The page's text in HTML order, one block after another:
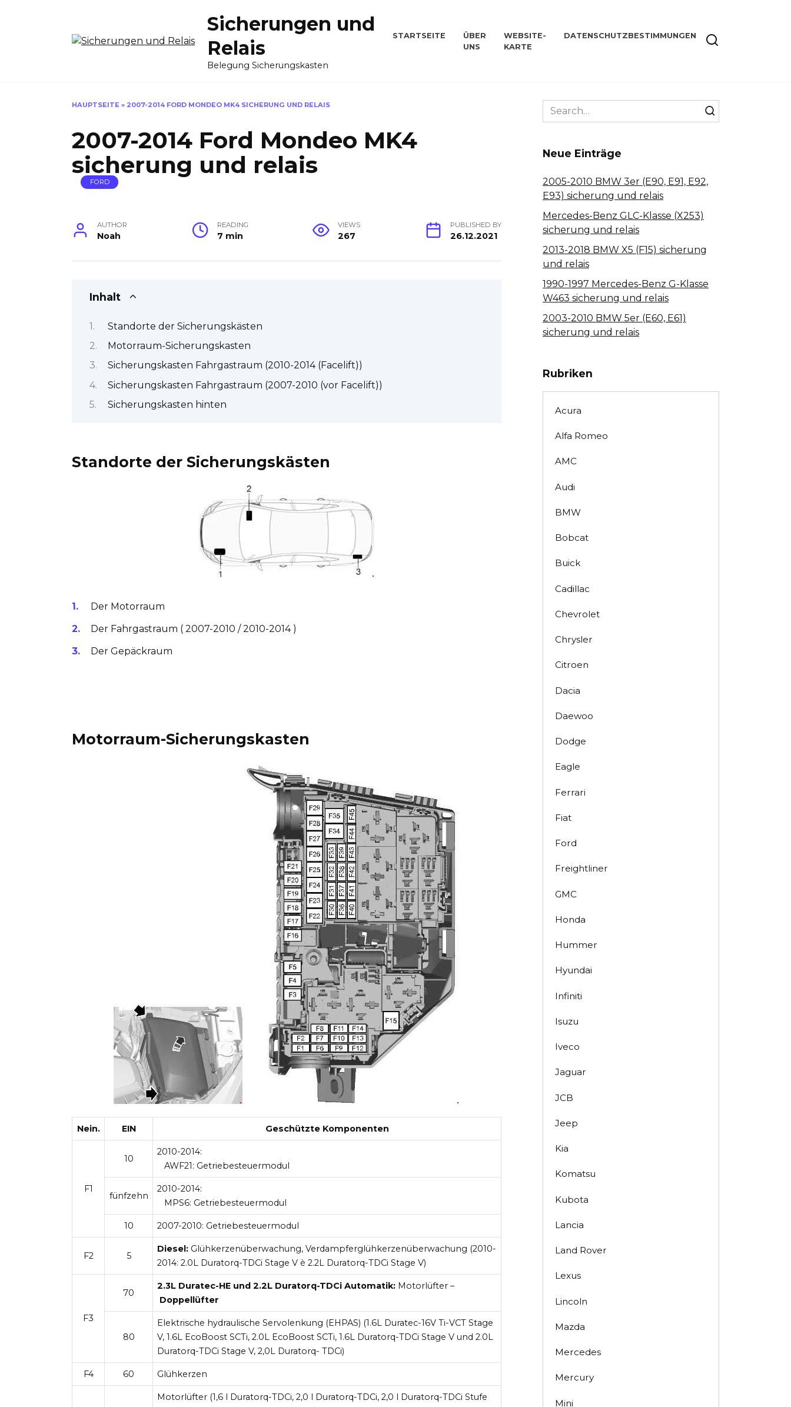
Sicherungen und
Relais
Belegung Sicherungskasten
STARTSEITE
ÜBER
UNS
WEBSITE-
KARTE
DATENSCHUTZBESTIMMUNGEN
HAUPTSEITE » 2007-2014 FORD MONDEO MK4 SICHERUNG UND RELAIS
2007-2014 Ford Mondeo MK4
sicherung und relais
FORD
AUTHOR
Noah
READING
7 min
VIEWS
267
PUBLISHED BY
26.12.2021
Inhalt
Standorte der Sicherungskästen
Motorraum-Sicherungskasten
Sicherungskasten Fahrgastraum (2010-2014 (Facelift))
Sicherungskasten Fahrgastraum (2007-2010 (vor Facelift))
Sicherungskasten hinten
Standorte der Sicherungskästen
Der Motorraum
Der Fahrgastraum ( 2007-2010 /2010-2014)
Der Gepäckraum
Motorraum-Sicherungskasten
Nein. EIN Geschützte Komponenten
F1
10
2010-2014:
AWF21: Getriebesteuermodul
fünfzehn
2010-2014:
MPS6: Getriebesteuermodul
10 2007-2010: Getriebesteuermodul
F2 5
Diesel: Glühkerzenüberwachung, Verdampferglühkerzenüberwachung (2010-
2014: 2.0L Duratorq-TDCi Stage V è 2.2L Duratorq-TDCi Stage V)
F3
70
2.3L Duratec-HE und 2.2L Duratorq-TDCi Automatik: Motorlüfter –
Doppellüfter
80
Elektrische hydraulische Servolenkung (EHPAS) (1.6L Duratec-16V Ti-VCT Stage
V, 1.6L EcoBoost SCTi, 2.0L EcoBoost SCTi, 1.6L Duratorq-TDCi Stage V und 2.0L
Duratorq-TDCi Stage V, 2,0L Duratorq- TDCi)
F4 60 Glühkerzen
Motorlüfter (1,6 l Duratorq-TDCi, 2,0 l Duratorq-TDCi, 2,0 l Duratorq-TDCi Stufe
Search
for:
Neue Einträge
2005-2010 BMW 3er (E90, E91, E92,
E93) sicherung und relais
Mercedes-Benz GLC-Klasse (X253)
sicherung und relais
2013-2018 BMW X5 (F15) sicherung
und relais
1990-1997 Mercedes-Benz G-Klasse
W463 sicherung und relais
2003-2010 BMW 5er (E60, E61)
sicherung und relais
Rubriken
Acura
Alfa Romeo
AMC
Audi
BMW
Bobcat
Buick
Cadillac
Chevrolet
Chrysler
Citroen
Dacia
Daewoo
Dodge
Eagle
Ferrari
Fiat
Ford
Freightliner
GMC
Honda
Hummer
Hyundai
Infiniti
Isuzu
Iveco
Jaguar
JCB
Jeep
Kia
Komatsu
Kubota
Lancia
Land Rover
Lexus
Lincoln
Mazda
Mercedes
Mercury
Mini